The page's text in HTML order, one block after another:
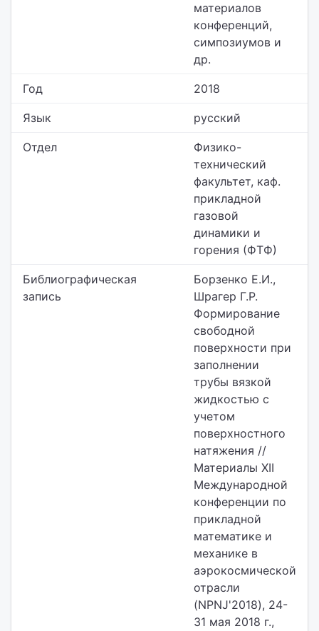
материалов
конференций,
симпозиумов и
др.
Год 2018
Язык русский
Отдел
Физико-
технический
факультет, каф.
прикладной
газовой
динамики и
горения (ФТФ)
Библиографическая
запись
Борзенко Е.И.,
Шрагер Г.Р.
Формирование
свободной
поверхности при
заполнении
трубы вязкой
жидкостью с
учетом
поверхностного
натяжения //
Материалы XII
Международной
конференции по
прикладной
математике и
механике в
аэрокосмической
отрасли
(NPNJ'2018), 24-
31 мая 2018 г.,